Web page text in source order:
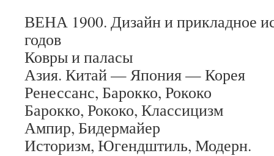
ВЕНА 1900. Дизайн и прикладное
годов
Ковры и паласы
Азия. Китай — Япония — Корея
Ренессанс, Барокко, Рококо
Барокко, Рококо, Классицизм
Ампир, Бидермайер
Историзм, Югендштиль, Модерн.